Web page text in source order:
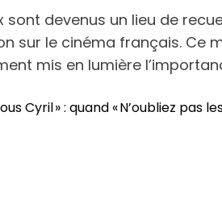
sont devenus un lieu de
sur le cinéma français.
mis en lumière
Cyril » : quand « N’oubliez